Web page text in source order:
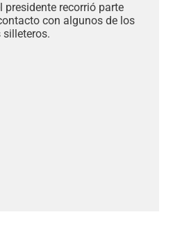
presidente recorrió parte
con algunos de los
silleteros.